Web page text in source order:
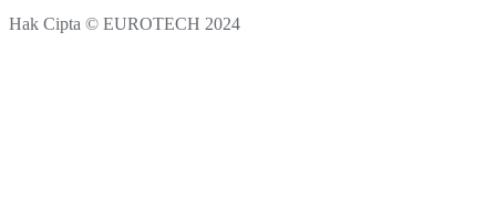
Hak Cipta © EUROTECH 2024